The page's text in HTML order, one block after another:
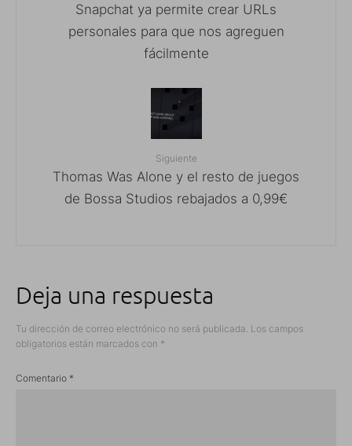
Snapchat ya permite crear URLs
personales para que nos agreguen
fácilmente
Siguiente
Thomas Was Alone y el resto de juegos
de Bossa Studios rebajados a 0,99€
Deja una respuesta
Tu dirección de correo electrónico no será publicada. Los campos
obligatorios están marcados con *
Comentario *